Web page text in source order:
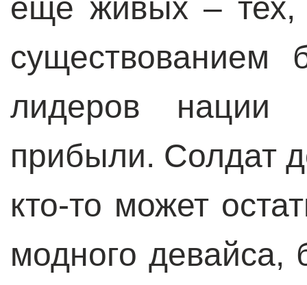
еще живых –
существованием
лидеров нации
прибыли. Солдат
кто-то может
модного девайса,